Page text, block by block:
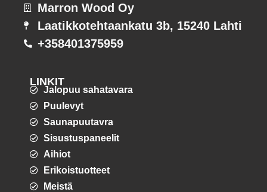
Marron Wood Oy
Laatikkotehtaankatu 3b, 15240 Lahti
+358401375959
LINKIT
Jalopuu sahatavara
Puulevyt
Saunapuutavra
Sisustuspaneelit
Aihiot
Erikoistuotteet
Meistä